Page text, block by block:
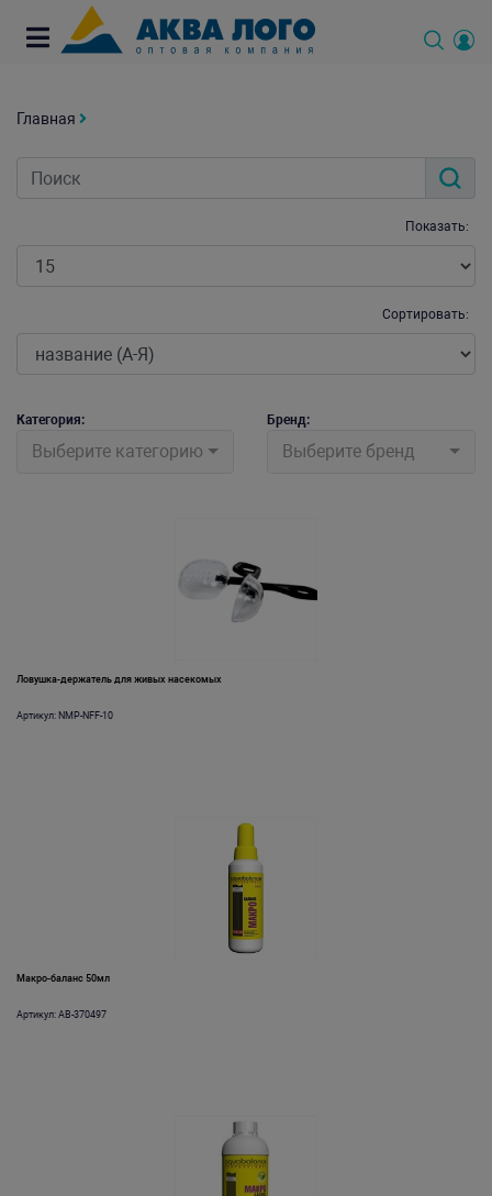
Главная
Показать:
Сортировать:
Категория:
Выберите категорию
Бренд:
Выберите бренд
Ловушка-держатель для живых насекомых
Артикул: NMP-NFF-10
Макро-баланс 50мл
Артикул: AB-370497